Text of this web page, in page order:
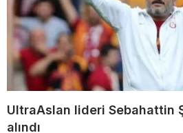
UltraAslan lideri Sebahattin